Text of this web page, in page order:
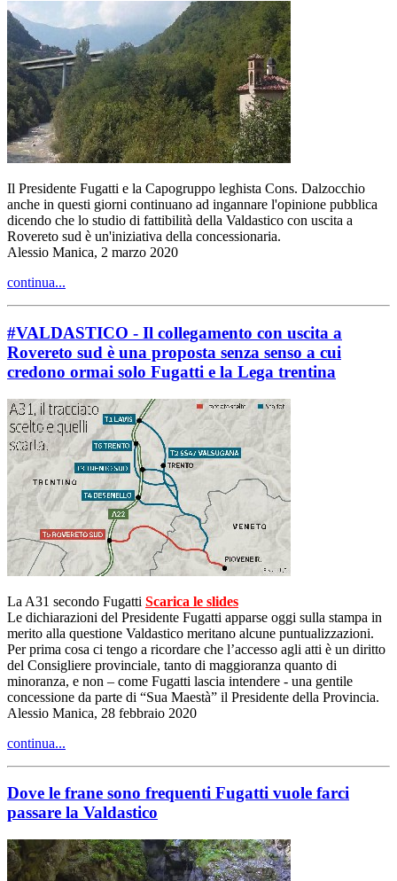
Il Presidente Fugatti e la Capogruppo leghista Cons. Dalzocchio
anche in questi giorni continuano ad ingannare l'opinione pubblica
dicendo che lo studio di fattibilità della Valdastico con uscita a
Rovereto sud è un'iniziativa della concessionaria.
Alessio Manica, 2 marzo 2020
continua...
#VALDASTICO - Il collegamento con uscita a
Rovereto sud è una proposta senza senso a cui
credono ormai solo Fugatti e la Lega trentina
La A31 secondo Fugatti Scarica le slides
Le dichiarazioni del Presidente Fugatti apparse oggi sulla stampa in
merito alla questione Valdastico meritano alcune puntualizzazioni.
Per prima cosa ci tengo a ricordare che l’accesso agli atti è un diritto
del Consigliere provinciale, tanto di maggioranza quanto di
minoranza, e non – come Fugatti lascia intendere - una gentile
concessione da parte di “Sua Maestà” il Presidente della Provincia.
Alessio Manica, 28 febbraio 2020
continua...
Dove le frane sono frequenti Fugatti vuole farci
passare la Valdastico